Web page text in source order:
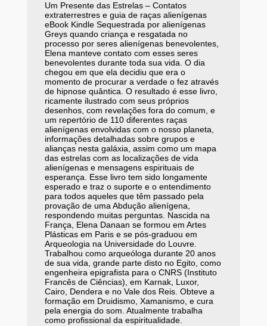
Um Presente das Estrelas – Contatos
extraterrestres e guia de raças alienígenas
eBook Kindle Sequestrada por alienígenas
Greys quando criança e resgatada no
processo por seres alienígenas benevolentes,
Elena manteve contato com esses seres
benevolentes durante toda sua vida. O dia
chegou em que ela decidiu que era o
momento de procurar a verdade o fez através
de hipnose quântica. O resultado é esse livro,
ricamente ilustrado com seus próprios
desenhos, com revelações fora do comum, e
um repertório de 110 diferentes raças
alienígenas envolvidas com o nosso planeta,
informações detalhadas sobre grupos e
alianças nesta galáxia, assim como um mapa
das estrelas com as localizações de vida
alienígenas e mensagens espirituais de
esperança. Esse livro tem sido longamente
esperado e traz o suporte e o entendimento
para todos aqueles que têm passado pela
provação de uma Abdução alienígena,
respondendo muitas perguntas. Nascida na
França, Elena Danaan se formou em Artes
Plásticas em Paris e se pós-graduou em
Arqueologia na Universidade do Louvre.
Trabalhou como arqueóloga durante 20 anos
de sua vida, grande parte disto no Egito, como
engenheira epigrafista para o CNRS (Instituto
Francês de Ciências), em Karnak, Luxor,
Cairo, Dendera e no Vale dos Reis. Obteve a
formação em Druidismo, Xamanismo, e cura
pela energia do som. Atualmente trabalha
como profissional da espiritualidade.